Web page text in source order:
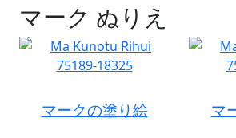
マーク ぬりえ
マークの塗り絵 マ